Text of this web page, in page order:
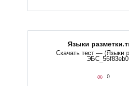
Языки
Скачать тест — (Языки
0